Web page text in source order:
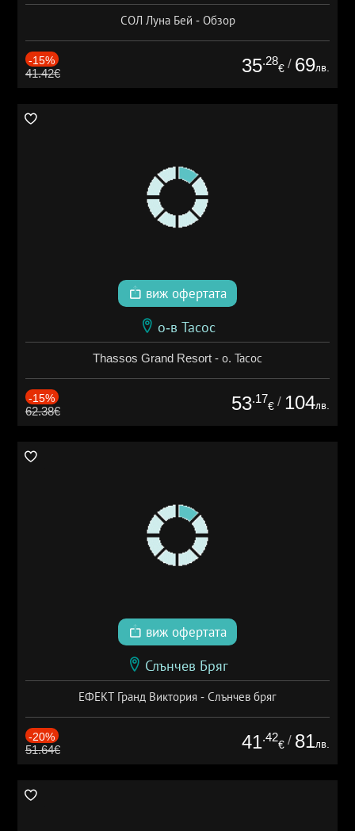
СОЛ Луна Бей - Обзор
-15%
41.42€ 35.28
€ / 69лв.
виж офертата
о-в Тасос
Thassos Grand Resort - о. Тасос
-15%
62.38€ 53.17
€ / 104лв.
виж офертата
Слънчев Бряг
ЕФЕКТ Гранд Виктория - Слънчев бряг
-20%
51.64€ 41.42
€ / 81лв.